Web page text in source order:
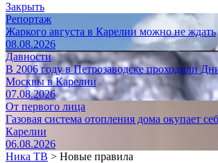
Закрыть
Репортаж
Жаркого августа в Карелии можно не ждать
08.08.2026
Давности
В 2006 году в Петрозаводске проходили
Москвы в Карелии
07.08.2026
От первого лица
Газовая система отопления дома окупает
Карелии
06.08.2026
Ника ТВ > Новые правила